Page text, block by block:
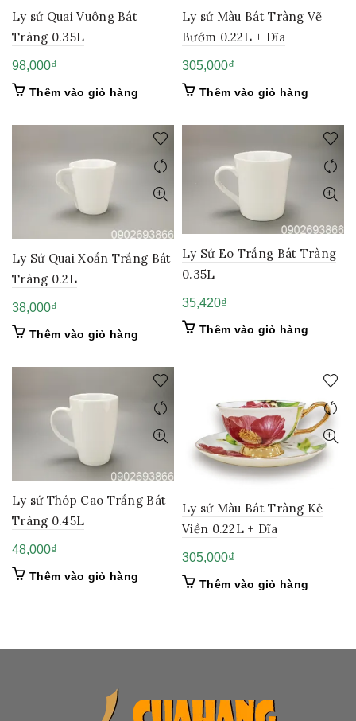
Ly sứ Quai Vuông Bát
Tràng 0.35L
98,000₫
Thêm vào giỏ hàng
Ly sứ Màu Bát Tràng Vẽ
Bướm 0.22L + Dĩa
305,000₫
Thêm vào giỏ hàng
Ly Sứ Quai Xoắn Trắng Bát
Tràng 0.2L
38,000₫
Thêm vào giỏ hàng
Ly Sứ Eo Trắng Bát Tràng
0.35L
35,420₫
Thêm vào giỏ hàng
Ly sứ Thóp Cao Trắng Bát
Tràng 0.45L
48,000₫
Thêm vào giỏ hàng
Ly sứ Màu Bát Tràng Kẻ
Viền 0.22L + Dĩa
305,000₫
Thêm vào giỏ hàng